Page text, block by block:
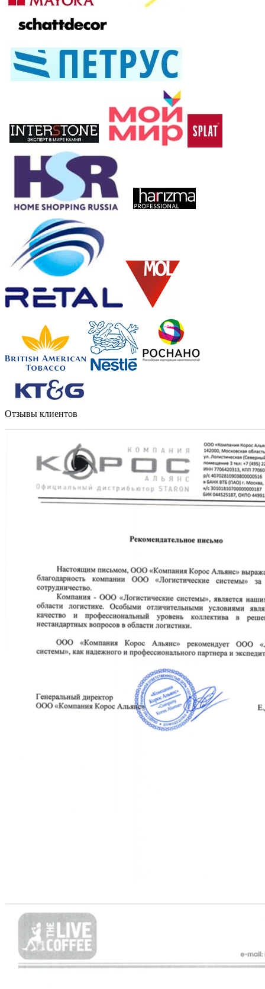
Отзывы клиентов